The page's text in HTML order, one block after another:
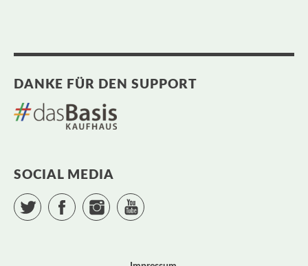
DANKE FÜR DEN SUPPORT
SOCIAL MEDIA
Twitter Facebook Instagram